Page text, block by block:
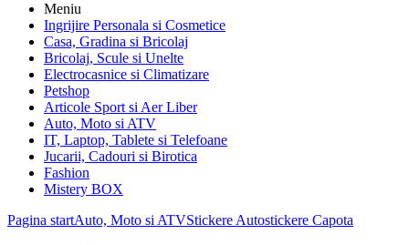
Meniu
Ingrijire Personala si Cosmetice
Casa, Gradina si Bricolaj
Bricolaj, Scule si Unelte
Electrocasnice si Climatizare
Petshop
Articole Sport si Aer Liber
Auto, Moto si ATV
IT, Laptop, Tablete si Telefoane
Jucarii, Cadouri si Birotica
Fashion
Mistery BOX
Pagina startAuto, Moto si ATVStickere Autostickere Capota